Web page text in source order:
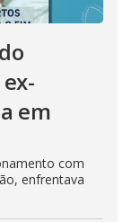
em
com
enfrentava